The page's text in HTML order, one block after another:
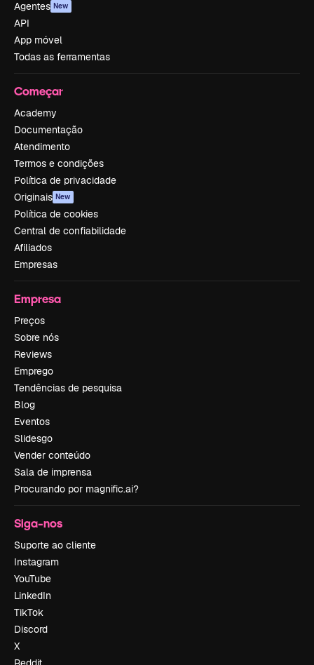
Agentes New
API
App móvel
Todas as ferramentas
Começar
Academy
Documentação
Atendimento
Termos e condições
Política de privacidade
Originais New
Política de cookies
Central de confiabilidade
Afiliados
Empresas
Empresa
Preços
Sobre nós
Reviews
Emprego
Tendências de pesquisa
Blog
Eventos
Slidesgo
Vender conteúdo
Sala de imprensa
Procurando por magnific.ai?
Siga-nos
Suporte ao cliente
Instagram
YouTube
LinkedIn
TikTok
Discord
X